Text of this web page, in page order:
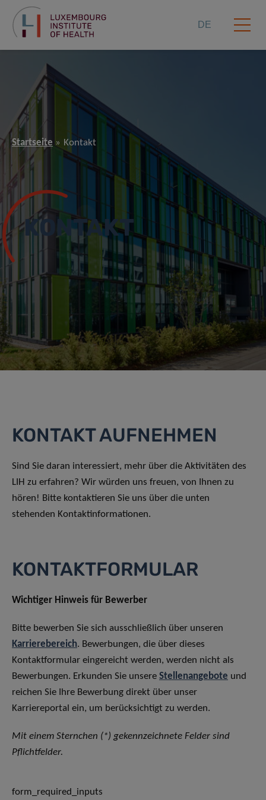
DE
Startseite Kontakt
KONTAKT
KONTAKT AUFNEHMEN
Sind Sie daran interessiert, mehr über die Aktivitäten des
LIH zu erfahren? Wir würden uns freuen, von Ihnen zu
hören! Bitte kontaktieren Sie uns über die unten
stehenden Kontaktinformationen.
KONTAKTFORMULAR
Wichtiger Hinweis für Bewerber
Bitte bewerben Sie sich ausschließlich über unseren
Karrierebereich. Bewerbungen, die über dieses
Kontaktformular eingereicht werden, werden nicht als
Bewerbungen. Erkunden Sie unsere Stellenangebote und
reichen Sie Ihre Bewerbung direkt über unser
Karriereportal ein, um berücksichtigt zu werden.
Mit einem Sternchen (*) gekennzeichnete Felder sind
Pflichtfelder.
form_required_inputs